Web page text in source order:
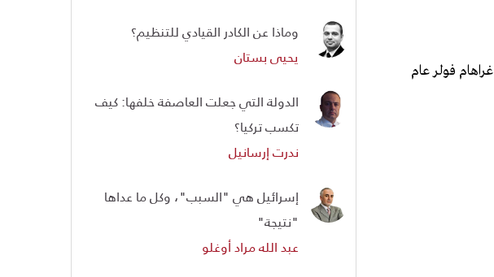
فولر عام
وماذا عن الكادر القيادي للتنظيم؟
يحيى بستان
الدولة التي جعلت العاصفة خلفها: كيف
تكسب تركيا؟
ندرت إرسانيل
إسرائيل هي "السبب"، وكل ما عداها
"نتيجة"
عبد الله مراد أوغلو